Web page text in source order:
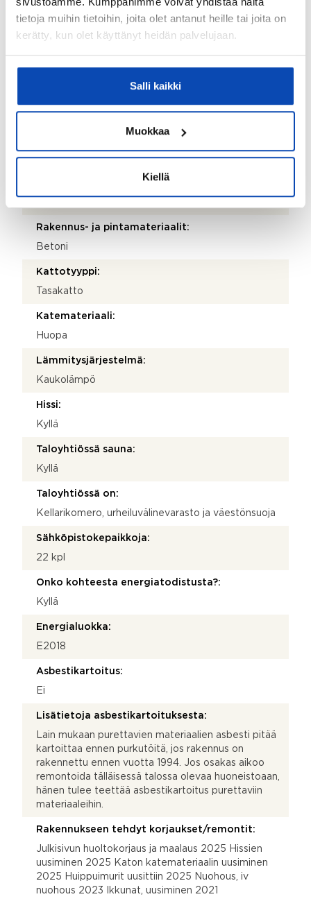
tietoja muihin tietoihin, joita olet antanut heille tai joita on
kerätty, kun olet käyttänyt heidän palvelujaan.
Salli kaikki
Muokkaa
Kiellä
Postinumero:
06100
Porvoo
12.03.2026
1974
Rakennus- ja pintamateriaalit:
Betoni
Kattotyyppi:
Tasakatto
Katemateriaali:
Huopa
Lämmitysjärjestelmä:
Kaukolämpö
Hissi:
Kyllä
Taloyhtiössä sauna:
Kyllä
Taloyhtiössä on:
Kellarikomero, urheiluvälinevarasto ja väestönsuoja
Sähköpistokepaikkoja:
22 kpl
Onko kohteesta energiatodistusta?:
Kyllä
Energialuokka:
E2018
Asbestikartoitus:
Ei
Lisätietoja asbestikartoituksesta:
Lain mukaan purettavien materiaalien asbesti pitää
kartoittaa ennen purkutöitä, jos rakennus on
rakennettu ennen vuotta 1994. Jos osakas aikoo
remontoida tälläisessä talossa olevaa huoneistoaan,
hänen tulee teettää asbestikartoitus purettaviin
materiaaleihin.
Rakennukseen tehdyt korjaukset/remontit:
Julkisivun huoltokorjaus ja maalaus 2025 Hissien
uusiminen 2025 Katon katemateriaalin uusiminen
2025 Huippuimurit uusittiin 2025 Nuohous, iv
nuohous 2023 Ikkunat, uusiminen 2021